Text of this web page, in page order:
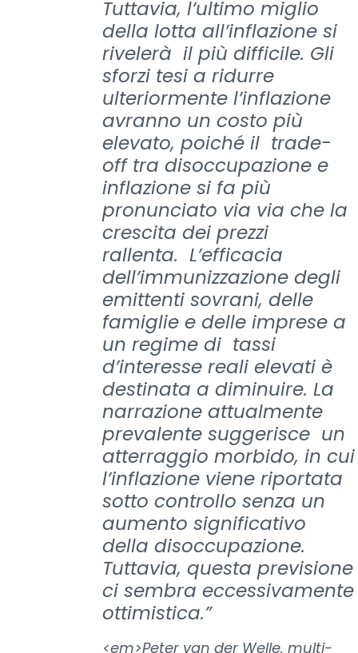
Tuttavia, l’ultimo miglio
della lotta all’inflazione si
rivelerà il più difficile. Gli
sforzi tesi a ridurre
ulteriormente l’inflazione
avranno un costo più
elevato, poiché il trade-
off tra disoccupazione e
inflazione si fa più
pronunciato via via che la
crescita dei prezzi
rallenta. L’efficacia
dell’immunizzazione degli
emittenti sovrani, delle
famiglie e delle imprese a
un regime di tassi
d’interesse reali elevati è
destinata a diminuire. La
narrazione attualmente
prevalente suggerisce un
atterraggio morbido, in cui
l’inflazione viene riportata
sotto controllo senza un
aumento significativo
della disoccupazione.
Tuttavia, questa previsione
ci sembra eccessivamente
ottimistica.”
<em>Peter van der Welle, multi-